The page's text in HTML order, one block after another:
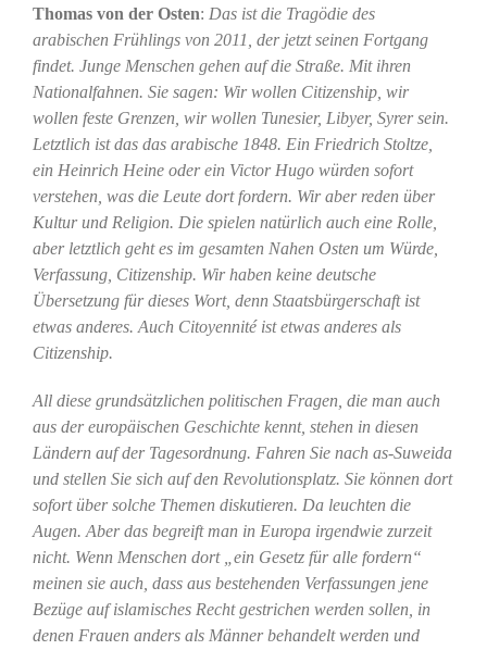
Thomas von der Osten: Das ist die Tragödie des
arabischen Frühlings von 2011, der jetzt seinen Fortgang
findet. Junge Menschen gehen auf die Straße. Mit ihren
Nationalfahnen. Sie sagen: Wir wollen Citizenship, wir
wollen feste Grenzen, wir wollen Tunesier, Libyer, Syrer sein.
Letztlich ist das das arabische 1848. Ein Friedrich Stoltze,
ein Heinrich Heine oder ein Victor Hugo würden sofort
verstehen, was die Leute dort fordern. Wir aber reden über
Kultur und Religion. Die spielen natürlich auch eine Rolle,
aber letztlich geht es im gesamten Nahen Osten um Würde,
Verfassung, Citizenship. Wir haben keine deutsche
Übersetzung für dieses Wort, denn Staatsbürgerschaft ist
etwas anderes. Auch Citoyennité ist etwas anderes als
Citizenship.
All diese grundsätzlichen politischen Fragen, die man auch
aus der europäischen Geschichte kennt, stehen in diesen
Ländern auf der Tagesordnung. Fahren Sie nach as-Suweida
und stellen Sie sich auf den Revolutionsplatz. Sie können dort
sofort über solche Themen diskutieren. Da leuchten die
Augen. Aber das begreift man in Europa irgendwie zurzeit
nicht. Wenn Menschen dort „ein Gesetz für alle fordern“
meinen sie auch, dass aus bestehenden Verfassungen jene
Bezüge auf islamisches Recht gestrichen werden sollen, in
denen Frauen anders als Männer behandelt werden und